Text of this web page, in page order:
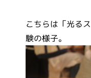
こちらは「光る
験の様子。